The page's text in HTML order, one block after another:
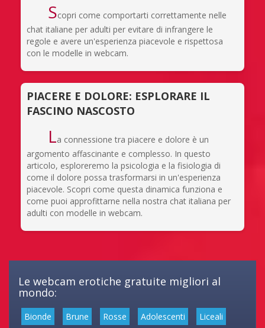
Scopri come comportarti correttamente nelle
chat italiane per adulti per evitare di infrangere le
regole e avere un'esperienza piacevole e rispettosa
con le modelle in webcam.
PIACERE E DOLORE: ESPLORARE IL
FASCINO NASCOSTO
La connessione tra piacere e dolore è un
argomento affascinante e complesso. In questo
articolo, esploreremo la psicologia e la fisiologia di
come il dolore possa trasformarsi in un'esperienza
piacevole. Scopri come questa dinamica funziona e
come puoi approfittarne nella nostra chat italiana per
adulti con modelle in webcam.
Le webcam erotiche gratuite migliori al
mondo:
Bionde Brune Rosse Adolescenti Liceali